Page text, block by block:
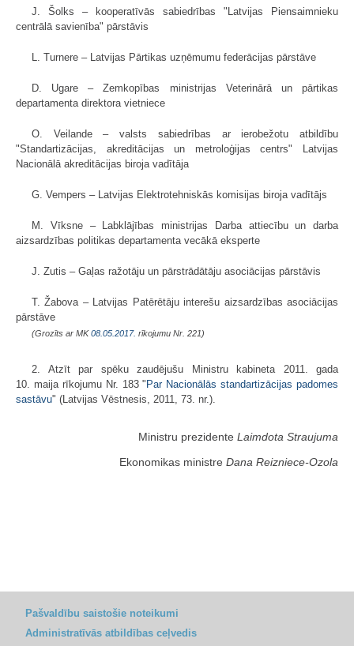
J. Šolks – kooperatīvās sabiedrības "Latvijas Piensaimnieku
centrālā savienība" pārstāvis
L. Turnere – Latvijas Pārtikas uzņēmumu federācijas pārstāve
D. Ugare – Zemkopības ministrijas Veterinārā un pārtikas
departamenta direktora vietniece
O. Veilande – valsts sabiedrības ar ierobežotu atbildību
"Standartizācijas, akreditācijas un metroloģijas centrs" Latvijas
Nacionālā akreditācijas biroja vadītāja
G. Vempers – Latvijas Elektrotehniskās komisijas biroja vadītājs
M. Vīksne – Labklājības ministrijas Darba attiecību un darba
aizsardzības politikas departamenta vecākā eksperte
J. Zutis – Gaļas ražotāju un pārstrādātāju asociācijas pārstāvis
T. Žabova – Latvijas Patērētāju interešu aizsardzības asociācijas
pārstāve
(Grozīts ar MK08.05.2017. rīkojumu Nr. 221)
2. Atzīt par spēku zaudējušu Ministru kabineta 2011. gada
10. maija rīkojumu Nr. 183 " Par Nacionālās standartizācijas padomes
sastāvu" (Latvijas Vēstnesis, 2011, 73. nr.).
Ministru prezidente Laimdota Straujuma
Ekonomikas ministre Dana Reizniece-Ozola
Pašvaldību saistošie noteikumi
Administratīvās atbildības ceļvedis